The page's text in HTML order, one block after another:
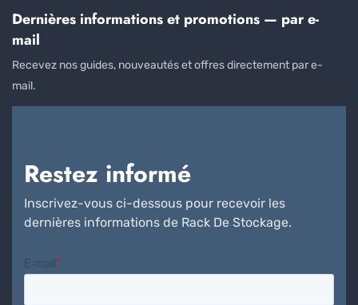
Dernières informations et promotions — par e-
mail
Recevez nos guides, nouveautés et offres directement par e-
mail.
Restez informé
Inscrivez-vous ci-dessous pour recevoir les
dernières informations de Rack De Stockage.